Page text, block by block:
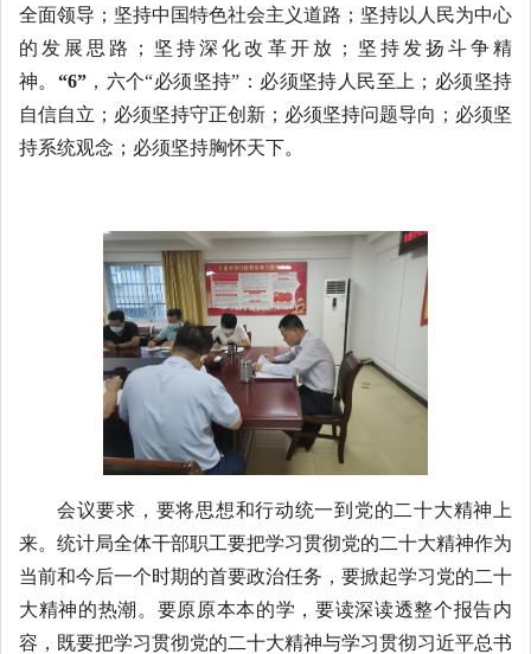
全面领导；坚持中国特色社会主义道路；坚持以人民为中心
的发展思路；坚持深化改革开放；坚持发扬斗争精
神。 “6”，六个“必须坚持”：必须坚持人民至上；必须坚持
自信自立；必须坚持守正创新；必须坚持问题导向；必须坚
持系统观念；必须坚持胸怀天下。
会议要求 ，要将思想和行动统一到党的二十大精神上
来。统计局全体干部职工要把学习贯彻党的二十大精神作为
当前和今后一个时期的首要政治任务，要掀起学习党的二十
大精神的热潮。要原原本本的学，要读深读透整个报告内
容，既要把学习贯彻党的二十大精神与学习贯彻习近平总书